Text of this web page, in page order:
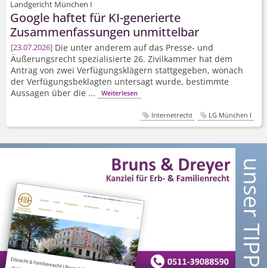
Landgericht München I
Google haftet für KI-generierte
Zusammenfassungen unmittelbar
23.07.2026 Die unter anderem auf das Presse- und
Äußerungsrecht spezialisierte 26. Zivilkammer hat dem
Antrag von zwei Verfügungsklägern stattgegeben, wonach
der Verfügungsbeklagten untersagt wurde, bestimmte
Aussagen über die ...
Weiterlesen
Internetrecht LG München I